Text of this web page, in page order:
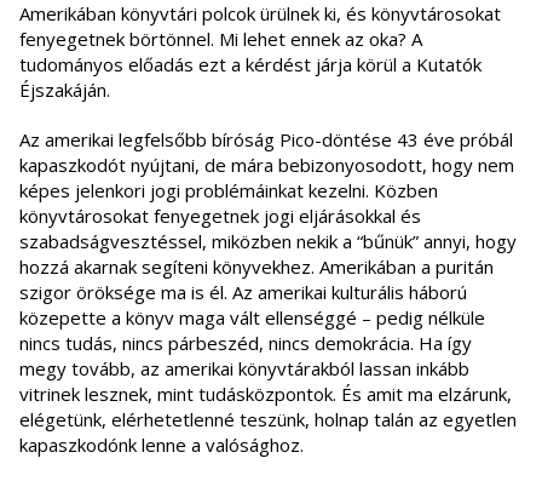
Amerikában könyvtári polcok ürülnek ki, és könyvtárosokat
fenyegetnek börtönnel. Mi lehet ennek az oka? A
tudományos előadás ezt a kérdést járja körül a Kutatók
Éjszakáján.
Az amerikai legfelsőbb bíróság Pico-döntése 43 éve próbál
kapaszkodót nyújtani, de mára bebizonyosodott, hogy nem
képes jelenkori jogi problémáinkat kezelni. Közben
könyvtárosokat fenyegetnek jogi eljárásokkal és
szabadságvesztéssel, miközben nekik a “bűnük” annyi, hogy
hozzá akarnak segíteni könyvekhez. Amerikában a puritán
szigor öröksége ma is él. Az amerikai kulturális háború
közepette a könyv maga vált ellenséggé – pedig nélküle
nincs tudás, nincs párbeszéd, nincs demokrácia. Ha így
megy tovább, az amerikai könyvtárakból lassan inkább
vitrinek lesznek, mint tudásközpontok. És amit ma elzárunk,
elégetünk, elérhetetlenné teszünk, holnap talán az egyetlen
kapaszkodónk lenne a valósághoz.